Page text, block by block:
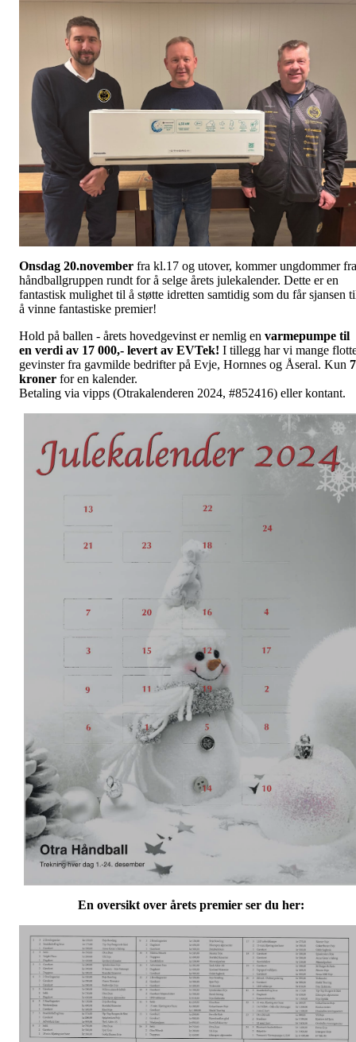
Onsdag 20.november fra kl.17 og utover, kommer ungdommer fra
håndballgruppen rundt for å selge årets julekalender. Dette er en
fantastisk mulighet til å støtte idretten samtidig som du får sjansen
å vinne fantastiske premier!
Hold på ballen - årets hovedgevinst er nemlig en varmepumpe til
en verdi av 17 000,- levert av EVTek! I tillegg har vi mange
gevinster fra gavmilde bedrifter på Evje, Hornnes og Åseral. Kun
kroner for en kalender.
Betaling via vipps (Otrakalenderen 2024, #852416) eller kontant.
En oversikt over årets premier ser du her: